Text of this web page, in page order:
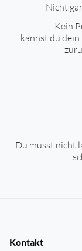
Nicht
Kein
kannst du
Du musst nicht
Kontakt